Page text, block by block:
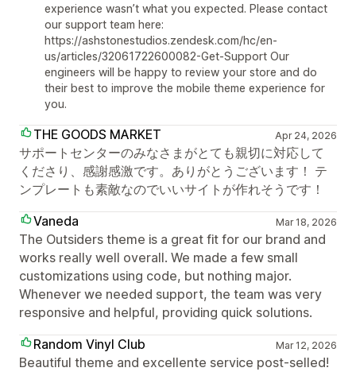
experience wasn’t what you expected. Please contact
our support team here:
https://ashstonestudios.zendesk.com/hc/en-
us/articles/32061722600082-Get-Support Our
engineers will be happy to review your store and do
their best to improve the mobile theme experience for
you.
THE GOODS MARKET Apr 24, 2026
サポートセンターのみなさまがとても親切に対応して
くださり、感謝感激です。ありがとうございます！ テ
ンプレートも素敵なのでいいサイトが作れそうです！
Vaneda
Mar 18, 2026
The Outsiders theme is a great fit for our brand and
works really well overall. We made a few small
customizations using code, but nothing major.
Whenever we needed support, the team was very
responsive and helpful, providing quick solutions.
Random Vinyl Club
Mar 12, 2026
Beautiful theme and excellente service post-selled!